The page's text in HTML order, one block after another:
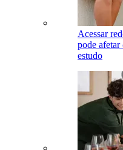
Acessar
pode afetar
estudo